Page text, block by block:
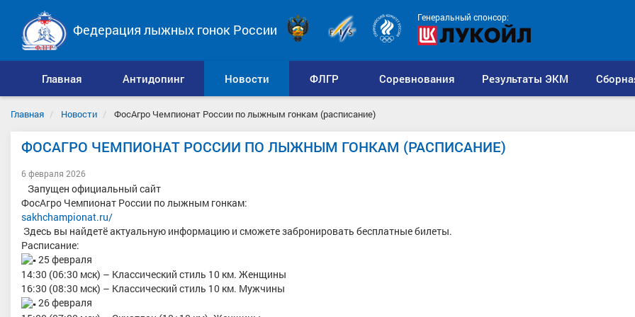
Генеральный спонсор:
Федерация лыжных гонок России
Главная Антидопинг Новости ФЛГР Соревнования Результаты ЭКМ
Главная Новости ФосАгро Чемпионат России по лыжным гонкам (расписание)
ФОСАГРО ЧЕМПИОНАТ РОССИИ ПО ЛЫЖНЫМ ГОНКАМ (РАСПИСАНИЕ)
6 февраля 2026
Запущен официальный сайт
ФосАгро Чемпионат России по лыжным гонкам:
sakhchampionat.ru/
Здесь вы найдетё актуальную информацию и сможете забронировать бесплатные билеты.
Расписание:
25 февраля
14:30 (06:30 мск) – Классический стиль 10 км. Женщины
16:30 (08:30 мск) – Классический стиль 10 км. Мужчины
26 февраля